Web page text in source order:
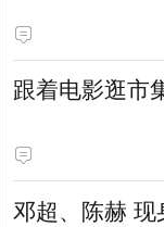
跟着电影逛市
邓超、陈赫 现